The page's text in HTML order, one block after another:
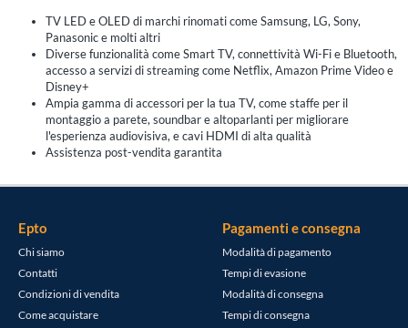
TV LED e OLED di marchi rinomati come Samsung, LG, Sony,
Panasonic e molti altri
Diverse funzionalità come Smart TV, connettività Wi-Fi e Bluetooth,
accesso a servizi di streaming come Netflix, Amazon Prime Video e
Disney+
Ampia gamma di accessori per la tua TV, come staffe per il
montaggio a parete, soundbar e altoparlanti per migliorare
l'esperienza audiovisiva, e cavi HDMI di alta qualità
Assistenza post-vendita garantita
Epto
Chi siamo
Contatti
Condizioni di vendita
Come acquistare
Pagamenti e consegna
Modalità di pagamento
Tempi di evasione
Modalità di consegna
Tempi di consegna